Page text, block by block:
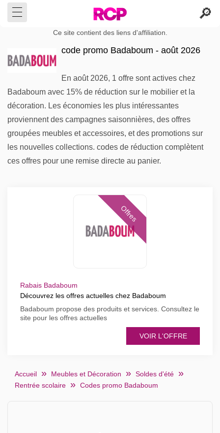
Ce site contient des liens d'affiliation.
code promo Badaboum - août 2026
En août 2026, 1 offre sont actives chez
Badaboum avec 15% de réduction sur le mobilier et la
décoration. Les économies les plus intéressantes
proviennent des campagnes saisonnières, des offres
groupées meubles et accessoires, et des promotions sur
les nouvelles collections. codes de réduction complètent
ces offres pour une remise directe au panier.
Offres
Rabais Badaboum
Découvrez les offres actuelles chez Badaboum
Badaboum propose des produits et services. Consultez le
site pour les offres actuelles
VOIR L'OFFRE
Accueil Meubles et Décoration
Soldes d'été
Rentrée scolaire
Codes promo Badaboum